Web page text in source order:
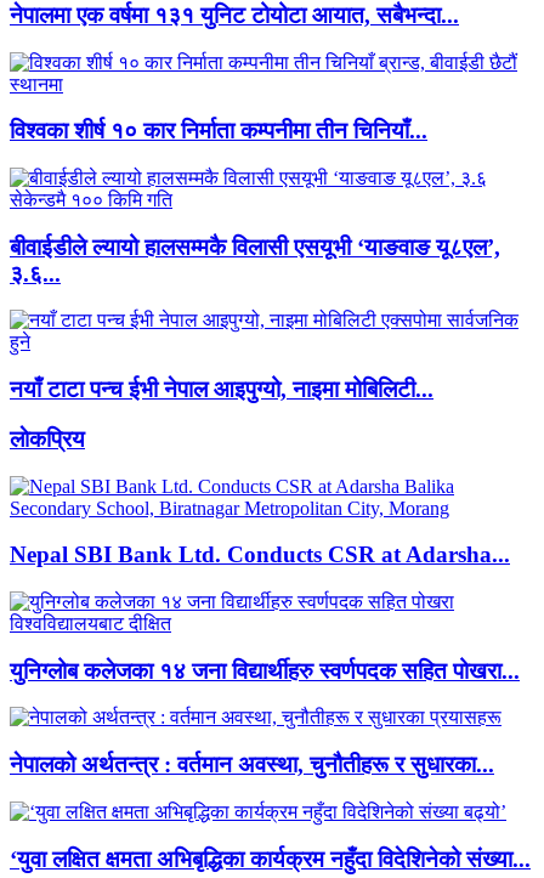
नेपालमा एक वर्षमा १३१ युनिट टोयोटा आयात, सबैभन्दा...
विश्वका शीर्ष १० कार निर्माता कम्पनीमा तीन चिनियाँ...
बीवाईडीले ल्यायो हालसम्मकै विलासी एसयूभी ‘याङवाङ यू८एल’,
३.६...
नयाँ टाटा पन्च ईभी नेपाल आइपुग्यो, नाइमा मोबिलिटी...
लाेकप्रिय
Nepal SBI Bank Ltd. Conducts CSR at Adarsha...
युनिग्लोब कलेजका १४ जना विद्यार्थीहरु स्वर्णपदक सहित पोखरा...
नेपालको अर्थतन्त्र : वर्तमान अवस्था, चुनौतीहरू र सुधारका...
‘युवा लक्षित क्षमता अभिबृद्धिका कार्यक्रम नहुँदा विदेशिनेको संख्या...